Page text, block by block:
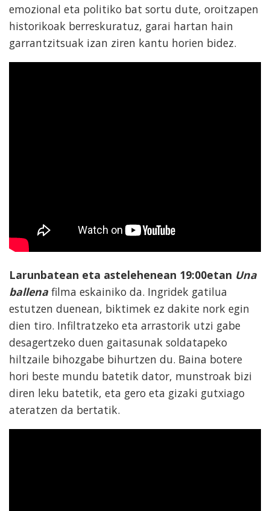
emozional eta politiko bat sortu dute, oroitzapen
historikoak berreskuratuz, garai hartan hain
garrantzitsuak izan ziren kantu horien bidez.
Larunbatean eta astelehenean 19:00etan Una
ballena filma eskainiko da. Ingridek gatilua
estutzen duenean, biktimek ez dakite nork egin
dien tiro. Infiltratzeko eta arrastorik utzi gabe
desagertzeko duen gaitasunak soldatapeko
hiltzaile bihozgabe bihurtzen du. Baina botere
hori beste mundu batetik dator, munstroak bizi
diren leku batetik, eta gero eta gizaki gutxiago
ateratzen da bertatik.